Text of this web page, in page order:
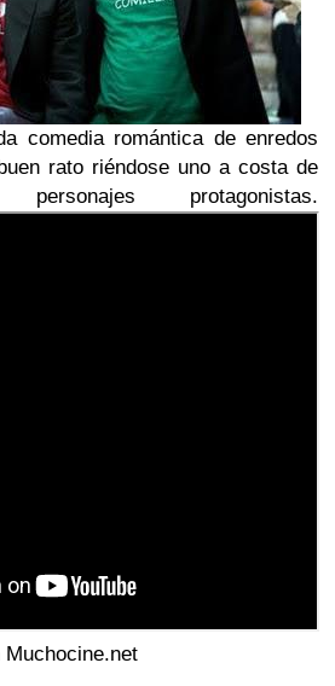
comedia romántica de enredos
rato riéndose uno a costa de
protagonistas.